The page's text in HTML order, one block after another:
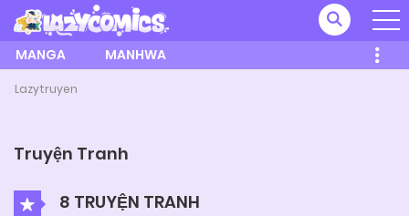
MANGA MANHWA
Lazytruyen
Truyện Tranh
8 TRUYỆN TRANH